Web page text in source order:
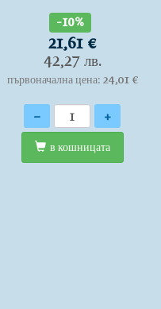
-10%
21,61 €
42,27 лв.
първоначална цена: 24,01 €
Количество
- +
в кошницата